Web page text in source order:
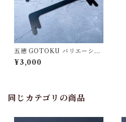
五徳 GOTOKU バリエーショ
ンタイプ（3個1セット）塗装
なし
¥3,000
同じカテゴリの商品